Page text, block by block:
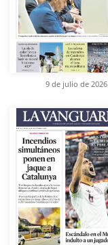
9 de julio de 2026